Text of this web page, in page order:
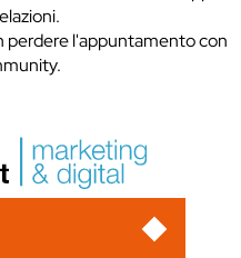
perdere l'appuntamento con